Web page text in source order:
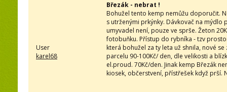
User
karel68
Březák - nebrat !
Bohužel tento kemp nemůžu doporučit.
s utrženými prkýnky. Dávkovač na
umyvadel není, pouze ve sprše. Žeton
fotobuňku. Přístup do rybníka - tzv
která bohužel za ty leta už shnila, nové
parcelu 90-100Kč/ den, dle velikosti a
el.proud. 70Kč/den. Jinak kemp Březák
kiosek, občerstvení, přístřešek když prší.